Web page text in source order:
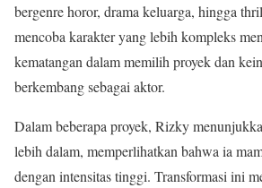
bergenre horor, drama keluarga, hingga
mencoba karakter yang lebih kompleks
kematangan dalam memilih proyek dan
berkembang sebagai aktor.
Dalam beberapa proyek, Rizky
lebih dalam, memperlihatkan bahwa ia
dengan intensitas tinggi. Transformasi ini